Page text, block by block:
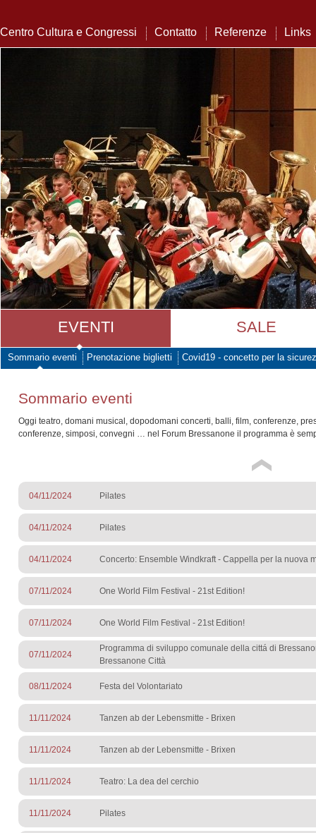
Centro Cultura e Congressi Contatto Referenze Links
EVENTI SALE
Sommario eventi Prenotazione biglietti Covid19 - concetto per la
Sommario eventi
Oggi teatro, domani musical, dopodomani concerti, balli, film, conferenze,
conferenze, simposi, convegni … nel Forum Bressanone il programma è
04/11/2024 Pilates
04/11/2024 Pilates
04/11/2024 Concerto: Ensemble Windkraft - Cappella per la nuova
07/11/2024 One World Film Festival - 21st Edition!
07/11/2024 One World Film Festival - 21st Edition!
07/11/2024
Programma di sviluppo comunale della cittá di
Bressanone Città
08/11/2024 Festa del Volontariato
11/11/2024 Tanzen ab der Lebensmitte - Brixen
11/11/2024 Tanzen ab der Lebensmitte - Brixen
11/11/2024 Teatro: La dea del cerchio
11/11/2024 Pilates